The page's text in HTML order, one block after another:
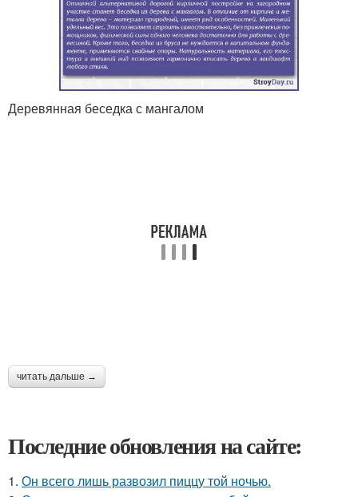
Деревянная беседка с мангалом
читать дальше →
Последние обновления на сайте:
1. Он всего лишь развозил пиццу той ночью.